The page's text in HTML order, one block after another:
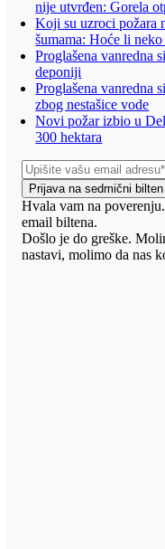
nije utvrđen: Gorela
Koji su uzroci požara
šumama: Hoće li
Proglašena vanredna
deponiji
Proglašena vanredna
zbog nestašice vode
Novi požar izbio u
300 hektara
Prijava na sedmični bilten
Hvala vam na
email biltena.
Došlo je do greške.
nastavi, molimo da nas